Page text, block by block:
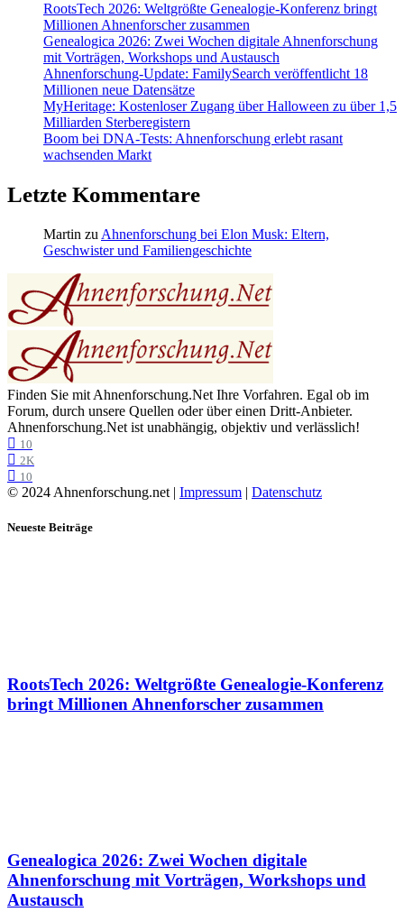
RootsTech 2026: Weltgrößte Genealogie-Konferenz bringt
Millionen Ahnenforscher zusammen
Genealogica 2026: Zwei Wochen digitale Ahnenforschung
mit Vorträgen, Workshops und Austausch
Ahnenforschung-Update: FamilySearch veröffentlicht 18
Millionen neue Datensätze
MyHeritage: Kostenloser Zugang über Halloween zu über 1,5
Milliarden Sterberegistern
Boom bei DNA-Tests: Ahnenforschung erlebt rasant
wachsenden Markt
Letzte Kommentare
Martin zu Ahnenforschung bei Elon Musk: Eltern,
Geschwister und Familiengeschichte
Finden Sie mit Ahnenforschung.Net Ihre Vorfahren. Egal ob im
Forum, durch unsere Quellen oder über einen Dritt-Anbieter.
Ahnenforschung.Net ist unabhängig, objektiv und verlässlich!
10
2K
10
© 2024 Ahnenforschung.net | Impressum | Datenschutz
Neueste Beiträge
RootsTech 2026: Weltgrößte Genealogie-Konferenz
bringt Millionen Ahnenforscher zusammen
Genealogica 2026: Zwei Wochen digitale
Ahnenforschung mit Vorträgen, Workshops und
Austausch